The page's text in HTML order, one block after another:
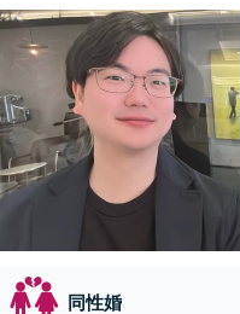
同性婚